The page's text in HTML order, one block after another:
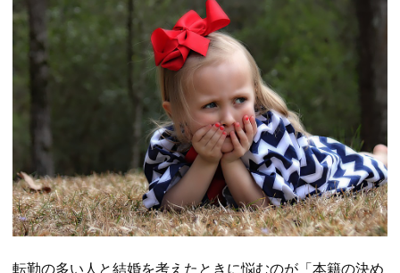
転勤の多い人と結婚を考えたときに悩むのが「本籍の決め